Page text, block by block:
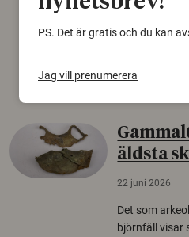
europeiska
äldsta
22 juni 2026
Det som
björnfäll visar
PS. Det är gratis och du kan
Jag vill prenumerera